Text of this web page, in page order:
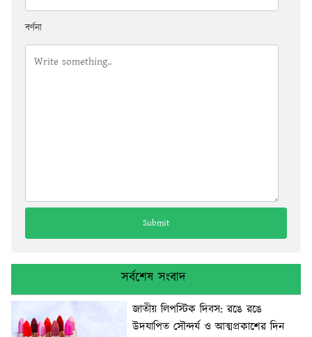
বর্ণনা
সর্বশেষ সংবাদ
জাতীয় লিপস্টিক দিবস: রঙে রঙে
উদযাপিত সৌন্দর্য ও আত্মপ্রকাশের দিন